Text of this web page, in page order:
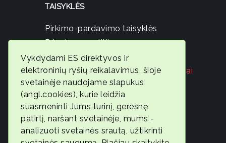
Vykdydami ES direktyvos ir
elektroninių ryšių reikalavimus, šioje
svetainėje naudojame slapukus
(angl.cookies), kurie leidžia
suasmeninti Jums turinį, geresnę
patirtį, naršant svetainėje, mums -
analizuoti svetainės srautą, užtikrinti
TAISYKLĖS
Pirkimo-pardavimo taisyklės
Privatumo politika
Slapukų politika
Registruokis nemokamai konsultacijai
© 2026
Ambervita
Geros
savijautos